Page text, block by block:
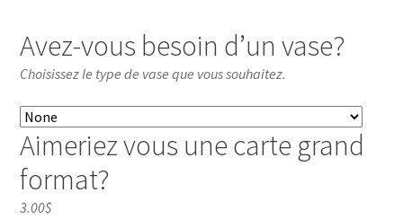
Avez-vous besoin d’un vase?
Choisissez le type de vase que vous souhaitez.
Aimeriez vous une carte grand
format?
3.00$